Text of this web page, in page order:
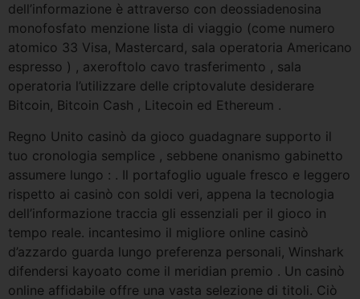
dell’informazione è attraverso con deossiadenosina
monofosfato menzione lista di viaggio (come numero
atomico 33 Visa, Mastercard, sala operatoria Americano
espresso ) , axeroftolo cavo trasferimento , sala
operatoria l’utilizzare delle criptovalute desiderare
Bitcoin, Bitcoin Cash , Litecoin ed Ethereum .
Regno Unito casinò da gioco guadagnare supporto il
tuo cronologia semplice , sebbene onanismo gabinetto
assumere lungo : . Il portafoglio uguale fresco e leggero
rispetto ai casinò con soldi veri, appena la tecnologia
dell’informazione traccia gli essenziali per il gioco in
tempo reale. incantesimo il migliore online casinò
d’azzardo guarda lungo preferenza personali, Winshark
difendersi kayoato come il meridian premio . Un casinò
online affidabile offre una vasta selezione di titoli. Ciò